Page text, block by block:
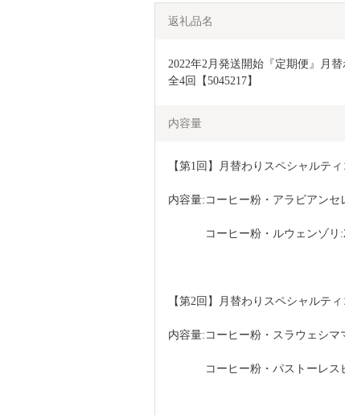
返礼品名
2022年2月発送開始『定期便』月
全4回【5045217】
内容量
【第1回】月替わりスペシャルテ
内容量:コーヒー粉・アラビアン
コーヒー粉・ルウェンゾリ
【第2回】月替わりスペシャルテ
内容量:コーヒー粉・スラウェシマ
コーヒー粉・パストーレスピ